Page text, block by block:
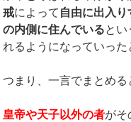
戒によって 自由に出入
の内側に住んでいるとい
れるようになっていった
つまり、一言でまとめる
皇帝や天子以外の者がそ